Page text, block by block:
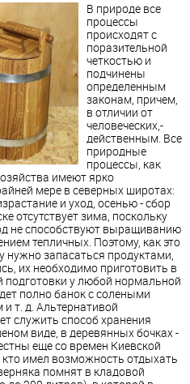
В природе все
процессы
происходят с
поразительной
четкостью и
подчинены
определенным
законам, причем,
в отличии от
человеческих,-
действенным. Все
природные
процессы, как
имеют ярко
мере в северных широтах:
и уход, осенью - сбор
отсутствует зима, поскольку
не способствуют выращиванию
тепличных. Поэтому, как это
нужно запасаться продуктами,
их необходимо приготовить в
подготовки у любой нормальной
полно банок с солеными
т. д. Альтернативой
служить способ хранения
виде, в деревянных бочках -
еще со времен Киевской
имел возможность отдыхать
помнят в кладовой